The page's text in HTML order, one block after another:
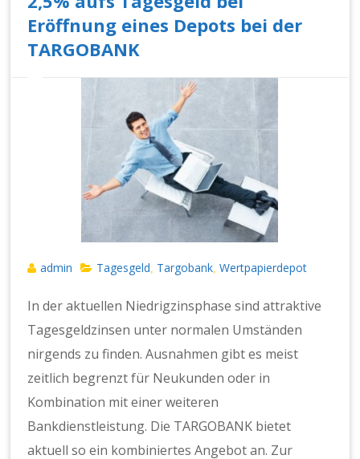
Eröffnung eines Depots bei der
TARGOBANK
admin Tagesgeld Targobank ,Wertpapierdepot
In der aktuellen Niedrigzinsphase sind attraktive
Tagesgeldzinsen unter normalen Umständen
nirgends zu finden. Ausnahmen gibt es meist
zeitlich begrenzt für Neukunden oder in
Kombination mit einer weiteren
Bankdienstleistung. Die TARGOBANK bietet
aktuell so ein kombiniertes Angebot an. Zur